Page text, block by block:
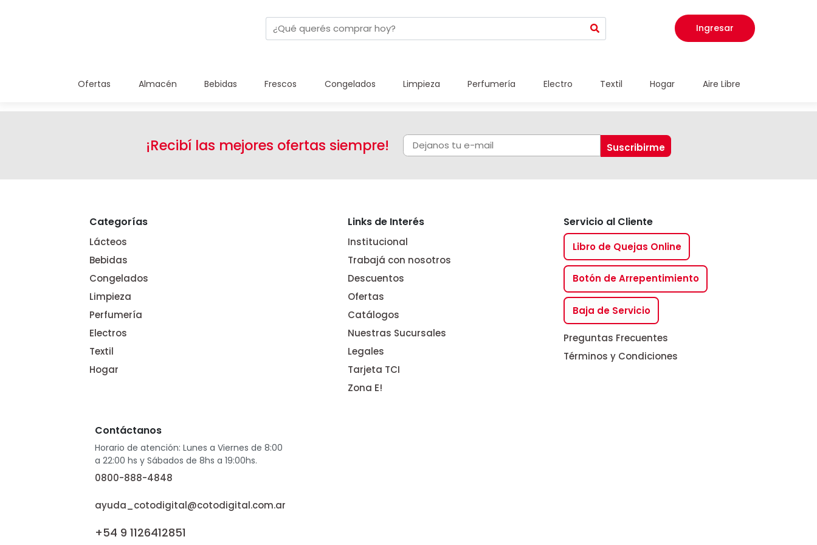
Ingresar
Ofertas Almacén Bebidas Frescos Congelados Limpieza Perfumería Electro Textil Hogar Aire Libre
¡Recibí las mejores ofertas siempre!
Categorías
Lácteos
Bebidas
Congelados
Limpieza
Perfumería
Electros
Textil
Hogar
Links de Interés
Institucional
Trabajá con nosotros
Descuentos
Ofertas
Catálogos
Nuestras Sucursales
Legales
Tarjeta TCI
Zona E!
Servicio al Cliente
Libro de Quejas Online
Botón de Arrepentimiento
Baja de Servicio
Preguntas Frecuentes
Términos y Condiciones
Contáctanos
Horario de atención: Lunes a Viernes de 8:00
a 22:00 hs y Sábados de 8hs a 19:00hs.
0800-888-4848
ayuda_cotodigital@cotodigital.com.ar
+54 9 1126412851